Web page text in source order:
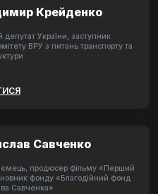
Крейденко
депутат України, заступник
ВРУ з питань транспорту та
Савченко
продюсер фільму «Перший
фонду «Благодійний фонд
Савченка»